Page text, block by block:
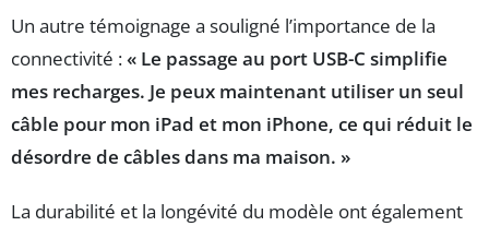
Un autre témoignage a souligné l’importance de la
connectivité :« Le passage au port USB-C simplifie
mes recharges. Je peux maintenant utiliser un seul
câble pour mon iPad et mon iPhone, ce qui réduit le
désordre de câbles dans ma maison. »
La durabilité et la longévité du modèle ont également